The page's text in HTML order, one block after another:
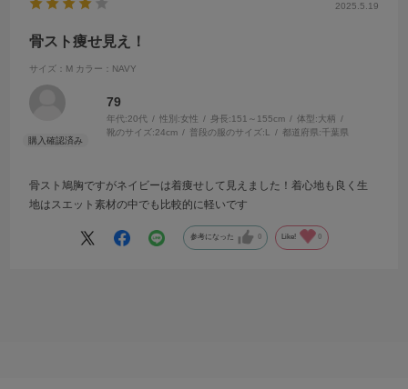
2025.5.19
骨スト痩せ見え！
サイズ：M カラー：NAVY
79
年代:20代 性別:女性 身長:151～155cm 体型:大柄
靴のサイズ:24cm 普段の服のサイズ:L 都道府県:千葉県
骨スト鳩胸ですがネイビーは着痩せして見えました！着心地も良く生
地はスエット素材の中でも比較的に軽いです
参考になった 0 Like! 0